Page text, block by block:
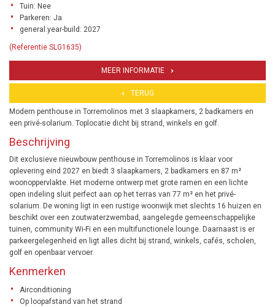
Tuin: Nee
Parkeren: Ja
general.year-build: 2027
(Referentie SLG1635)
MEER INFORMATIE
TERUG
Modern penthouse in Torremolinos met 3 slaapkamers, 2 badkamers en
een privé-solarium. Toplocatie dicht bij strand, winkels en golf.
Beschrijving
Dit exclusieve nieuwbouw penthouse in Torremolinos is klaar voor
oplevering eind 2027 en biedt 3 slaapkamers, 2 badkamers en 87 m²
woonoppervlakte. Het moderne ontwerp met grote ramen en een lichte
open indeling sluit perfect aan op het terras van 77 m² en het privé-
solarium. De woning ligt in een rustige woonwijk met slechts 16 huizen en
beschikt over een zoutwaterzwembad, aangelegde gemeenschappelijke
tuinen, community Wi-Fi en een multifunctionele lounge. Daarnaast is er
parkeergelegenheid en ligt alles dicht bij strand, winkels, cafés, scholen,
golf en openbaar vervoer.
Kenmerken
Airconditioning
Op loopafstand van het strand